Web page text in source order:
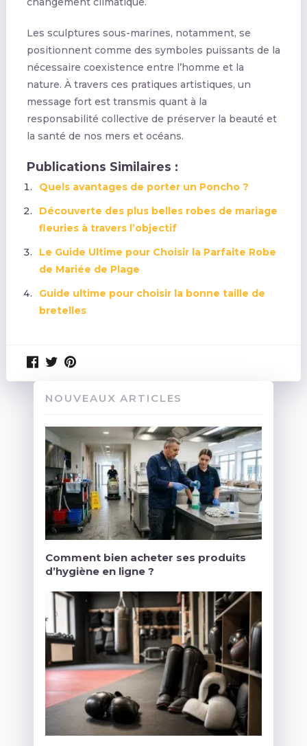
Les sculptures sous-marines, notamment, se
positionnent comme des symboles puissants de la
nécessaire coexistence entre l’homme et la
nature. À travers ces pratiques artistiques, un
message fort est transmis quant à la
responsabilité collective de préserver la beauté et
la santé de nos mers et océans.
Publications Similaires :
Quels avantages de porter un Poncho ?
Découverte des plus belles robes de mariage
fleuries à travers l’objectif
Le Guide Ultime pour Choisir la Parfaite Robe
de Mariée de Plage
Guide ultime pour choisir la bonne taille de
bretelles
NOUVEAUX ARTICLES
Comment bien acheter ses produits
d’hygiène en ligne ?